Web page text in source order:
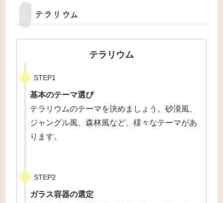
テラリウム
テラリウム
STEP1
基本のテーマ選び
テラリウムのテーマを決めましょう。砂漠風、
ジャングル風、森林風など、様々なテーマがあ
ります。
STEP2
ガラス容器の選定